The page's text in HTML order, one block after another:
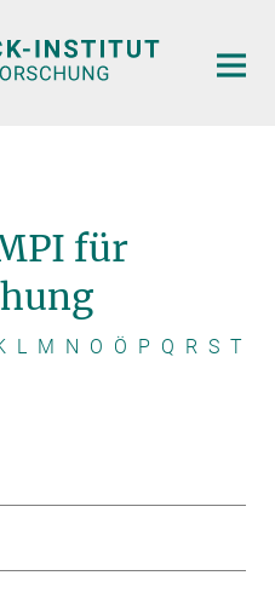
für
L M N O Ö P Q R S T